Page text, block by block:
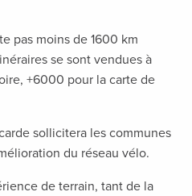
pas moins de 1600 km
se sont vendues à
+6000 pour la carte de
sollicitera les communes
du réseau vélo.
de terrain, tant de la